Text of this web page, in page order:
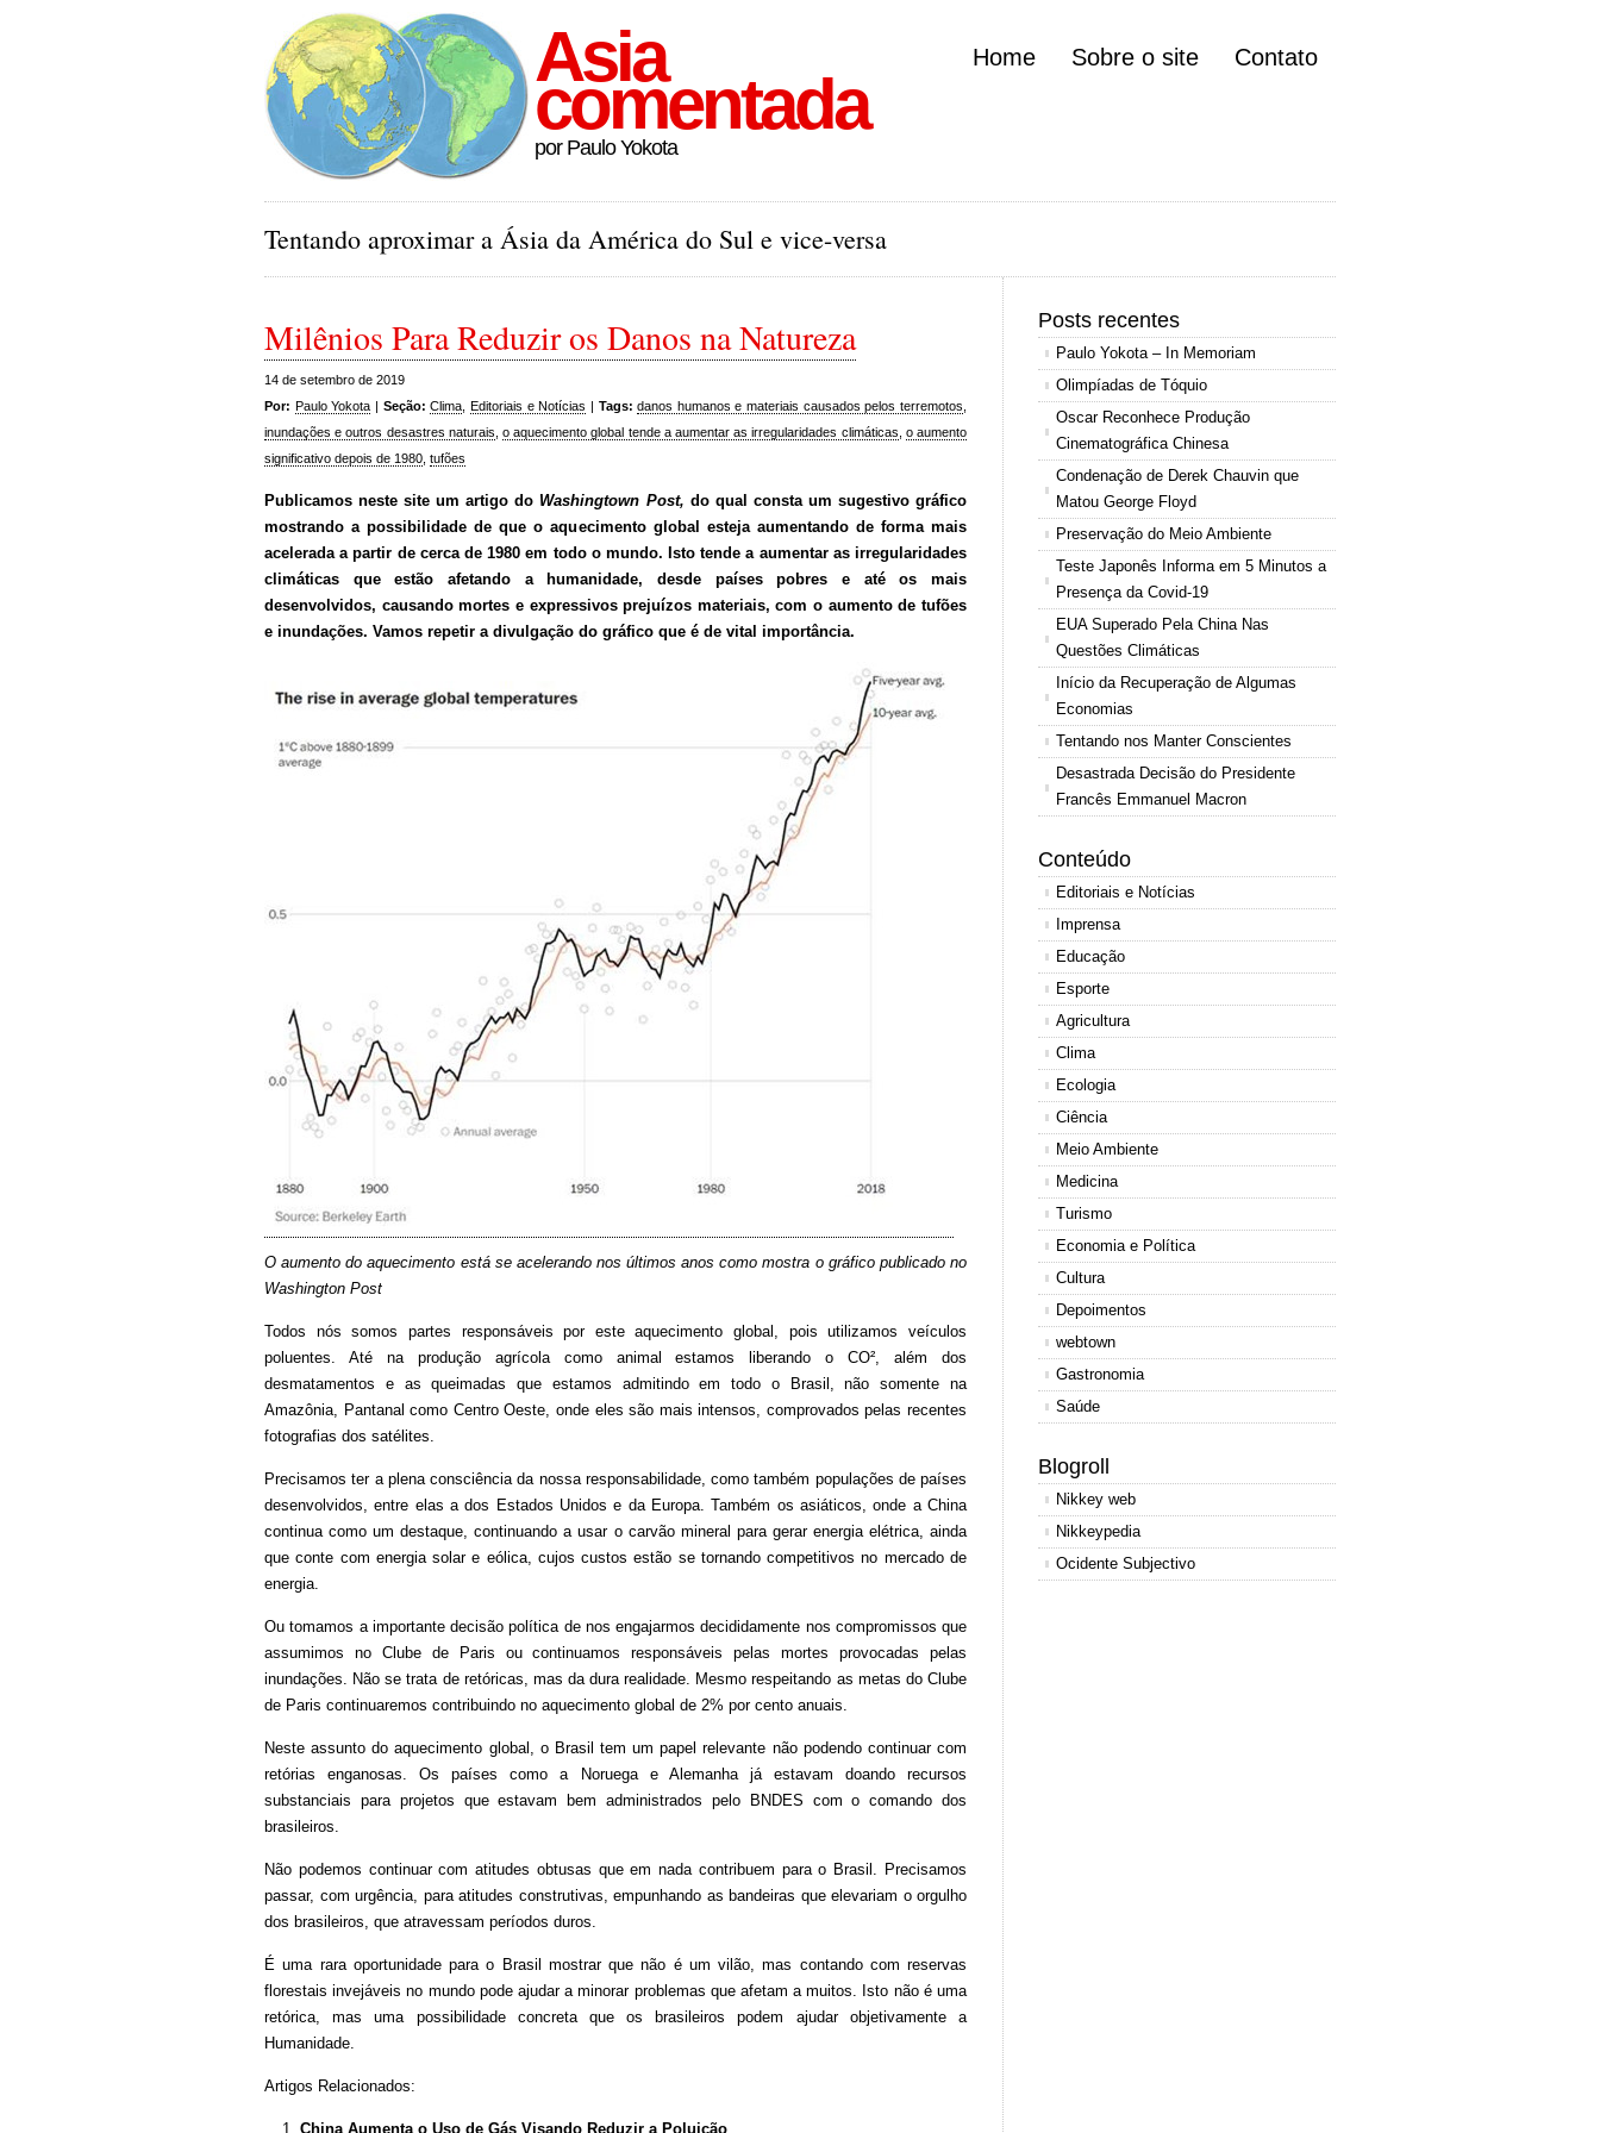
Asia
comentada
por Paulo Yokota
Home Sobre o site Contato
Tentando aproximar a Ásia da América do Sul e vice-versa
Milênios Para Reduzir os Danos na Natureza
14 de setembro de 2019
Por: Paulo Yokota | Seção: Clima Editoriais e Notícias | Tags: danos humanos e materiais causados pelos terremotos
inundações e outros desastres naturais ,o aquecimento global tende a aumentar as irregularidades climáticas o aumento
significativo depois de 1980 tufões
Publicamos neste site um artigo do Washingtown Post, do qual consta um sugestivo gráfico
mostrando a possibilidade de que o aquecimento global esteja aumentando de forma mais
acelerada a partir de cerca de 1980 em todo o mundo. Isto tende a aumentar as irregularidades
climáticas que estão afetando a humanidade, desde países pobres e até os mais
desenvolvidos, causando mortes e expressivos prejuízos materiais, com o aumento de tufões
e inundações. Vamos repetir a divulgação do gráfico que é de vital importância.
O aumento do aquecimento está se acelerando nos últimos anos como mostra o gráfico publicado no
Washington Post
Todos nós somos partes responsáveis por este aquecimento global, pois utilizamos veículos
poluentes. Até na produção agrícola como animal estamos liberando o CO², além dos
desmatamentos e as queimadas que estamos admitindo em todo o Brasil, não somente na
Amazônia, Pantanal como Centro Oeste, onde eles são mais intensos, comprovados pelas recentes
fotografias dos satélites.
Precisamos ter a plena consciência da nossa responsabilidade, como também populações de países
desenvolvidos, entre elas a dos Estados Unidos e da Europa. Também os asiáticos, onde a China
continua como um destaque, continuando a usar o carvão mineral para gerar energia elétrica, ainda
que conte com energia solar e eólica, cujos custos estão se tornando competitivos no mercado de
energia.
Ou tomamos a importante decisão política de nos engajarmos decididamente nos compromissos que
assumimos no Clube de Paris ou continuamos responsáveis pelas mortes provocadas pelas
inundações. Não se trata de retóricas, mas da dura realidade. Mesmo respeitando as metas do Clube
de Paris continuaremos contribuindo no aquecimento global de 2% por cento anuais.
Neste assunto do aquecimento global, o Brasil tem um papel relevante não podendo continuar com
retórias enganosas. Os países como a Noruega e Alemanha já estavam doando recursos
substanciais para projetos que estavam bem administrados pelo BNDES com o comando dos
brasileiros.
Não podemos continuar com atitudes obtusas que em nada contribuem para o Brasil. Precisamos
passar, com urgência, para atitudes construtivas, empunhando as bandeiras que elevariam o orgulho
dos brasileiros, que atravessam períodos duros.
É uma rara oportunidade para o Brasil mostrar que não é um vilão, mas contando com reservas
florestais invejáveis no mundo pode ajudar a minorar problemas que afetam a muitos. Isto não é uma
retórica, mas uma possibilidade concreta que os brasileiros podem ajudar objetivamente a
Humanidade.
Artigos Relacionados:
China Aumenta o Uso de Gás Visando Reduzir a Poluição
Posts recentes
Paulo Yokota – In Memoriam
Olimpíadas de Tóquio
Oscar Reconhece Produção
Cinematográfica Chinesa
Condenação de Derek Chauvin que
Matou George Floyd
Preservação do Meio Ambiente
Teste Japonês Informa em 5 Minutos a
Presença da Covid-19
EUA Superado Pela China Nas
Questões Climáticas
Início da Recuperação de Algumas
Economias
Tentando nos Manter Conscientes
Desastrada Decisão do Presidente
Francês Emmanuel Macron
Conteúdo
Editoriais e Notícias
Imprensa
Educação
Esporte
Agricultura
Clima
Ecologia
Ciência
Meio Ambiente
Medicina
Turismo
Economia e Política
Cultura
Depoimentos
webtown
Gastronomia
Saúde
Blogroll
Nikkey web
Nikkeypedia
Ocidente Subjectivo